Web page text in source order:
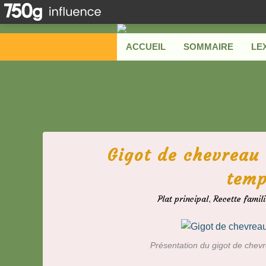
ACCUEIL SOMMAIRE
Gigot de
Plat principal, Recette
Présentation du gigot de